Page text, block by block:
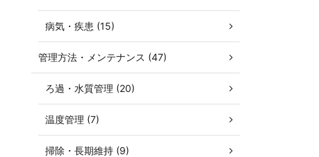
病気・疾患 (15)
管理方法・メンテナンス (47)
ろ過・水質管理 (20)
温度管理 (7)
掃除・長期維持 (9)